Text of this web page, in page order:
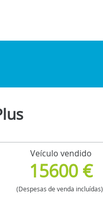
Veículo vendido
15600 €
(Despesas de venda incluídas)